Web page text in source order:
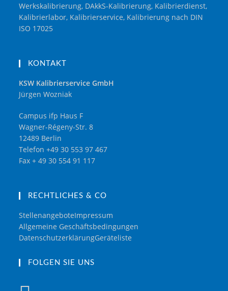
Werkskalibrierung, DAkkS-Kalibrierung, Kalibrierdienst,
Kalibrierlabor, Kalibrierservice, Kalibrierung nach DIN
ISO 17025
KONTAKT
KSW Kalibrierservice GmbH
Jürgen Wozniak
Campus ifp Haus F
Wagner-Régeny-Str. 8
12489 Berlin
Telefon +49 30 553 97 467
Fax + 49 30 554 91 117
RECHTLICHES & CO
StellenangeboteImpressum
Allgemeine Geschäftsbedingungen
DatenschutzerklärungGeräteliste
FOLGEN SIE UNS